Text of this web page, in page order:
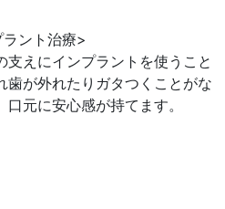
ント治療>
支えにインプラントを使うこと
歯が外れたりガタつくことがな
口元に安心感が持てます。